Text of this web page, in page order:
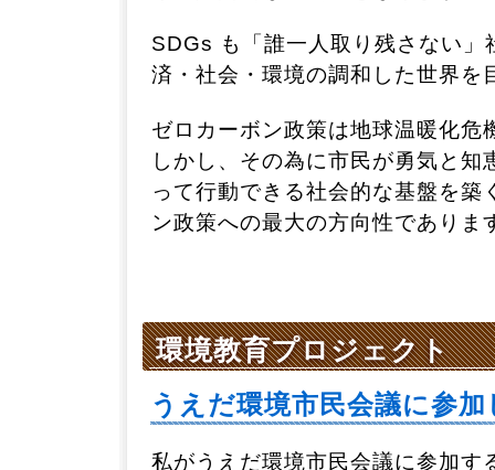
SDGs も「誰一人取り残さない」
済・社会・環境の調和した世界を
ゼロカーボン政策は地球温暖化危
しかし、その為に市民が勇気と知
って行動できる社会的な基盤を築
ン政策への最大の方向性でありま
環境教育プロジェクト
うえだ環境市民会議に参加
私がうえだ環境市民会議に参加す